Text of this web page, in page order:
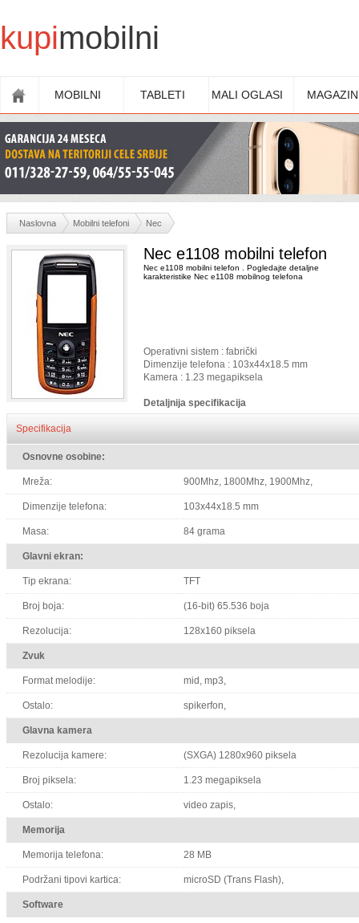
kupimobilni
MOBILNI TABLETI MALI OGLASI MAGAZIN
Naslovna Mobilni telefoni Nec
Nec e1108 mobilni telefon
Nec e1108 mobilni telefon . Pogledajte detaljne
karakteristike Nec e1108 mobilnog telefona
Operativni sistem : fabrički
Dimenzije telefona : 103x44x18.5 mm
Kamera : 1.23 megapiksela
Detaljnija specifikacija
Specifikacija
Osnovne osobine:
Mreža: 900Mhz, 1800Mhz, 1900Mhz,
Dimenzije telefona: 103x44x18.5 mm
Masa: 84 grama
Glavni ekran:
Tip ekrana: TFT
Broj boja: (16-bit) 65.536 boja
Rezolucija: 128x160 piksela
Zvuk
Format melodije: mid, mp3,
Ostalo: spikerfon,
Glavna kamera
Rezolucija kamere: (SXGA) 1280x960 piksela
Broj piksela: 1.23 megapiksela
Ostalo: video zapis,
Memorija
Memorija telefona: 28 MB
Podržani tipovi kartica: microSD (Trans Flash),
Software